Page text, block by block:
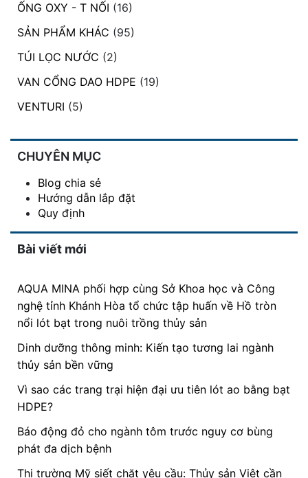
ỐNG OXY - T NỐI (16)
SẢN PHẨM KHÁC (95)
TÚI LỌC NƯỚC (2)
VAN CỔNG DAO HDPE (19)
VENTURI (5)
CHUYÊN MỤC
Blog chia sẻ
Hướng dẫn lắp đặt
Quy định
Bài viết mới
AQUA MINA phối hợp cùng Sở Khoa học và Công
nghệ tỉnh Khánh Hòa tổ chức tập huấn về Hồ tròn
nổi lót bạt trong nuôi trồng thủy sản
Dinh dưỡng thông minh: Kiến tạo tương lai ngành
thủy sản bền vững
Vì sao các trang trại hiện đại ưu tiên lót ao bằng bạt
HDPE?
Báo động đỏ cho ngành tôm trước nguy cơ bùng
phát đa dịch bệnh
Thị trường Mỹ siết chặt yêu cầu: Thủy sản Việt cần